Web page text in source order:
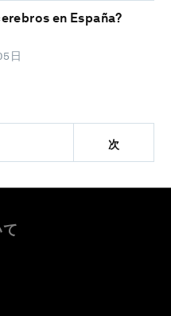
en España?
日
次